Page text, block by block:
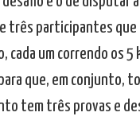
três participantes que
cada um correndo os 5
que, em conjunto,
tem três provas e